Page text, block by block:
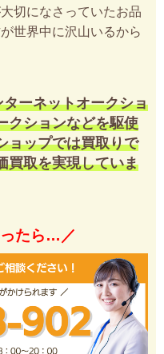
切になさっていたお品
世界中に沢山いるから
ーネットオークショ
クションなどを駆使
ョップでは買取りで
買取を実現していま
たら…／